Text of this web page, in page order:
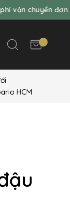
chuyển đơn hàng
HCM